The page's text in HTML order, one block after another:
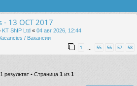
- 13 OCT 2017
KT ShIP Ltd « 04 авг 2026, 12:44
/ Вакансии
1 … 55 56 57 58
результат • Страница 1из 1